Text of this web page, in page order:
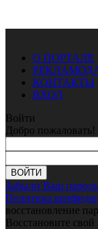
О ПОРТАЛЕ
КОНТАКТЫ
ВХОД
Войти
Добро
Забыли Ваш
Политика
восстановление
Восстановите свой